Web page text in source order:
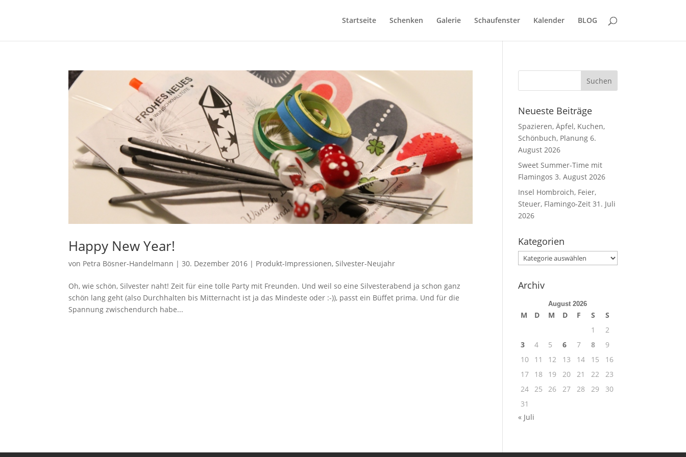
Startseite Schenken Galerie Schaufenster Kalender BLOG
Happy New Year!
von Petra Bösner-Handelmann |30. Dezember 2016 | Produkt-Impressionen, Silvester-Neujahr
Oh, wie schön, Silvester naht! Zeit für eine tolle Party mit Freunden. Und weil so eine Silvesterabend ja schon ganz
schön lang geht (also Durchhalten bis Mitternacht ist ja das Mindeste oder :-)), passt ein Büffet prima. Und für die
Spannung zwischendurch habe...
Neueste Beiträge
Spazieren, Äpfel, Kuchen,
Schönbuch, Planung 6.
August 2026
Sweet Summer-Time mit
Flamingos 3. August 2026
Insel Hombroich, Feier,
Steuer, Flamingo-Zeit 31. Juli
2026
Kategorien
Kategorien
Archiv
August 2026
M D M D F S
S
1
2
3
4 5 6 7 8
9
10
11 12 13 14 15
16
17
18 19 20 21 22
23
24 25 26 27 28 29
30
31
« Juli